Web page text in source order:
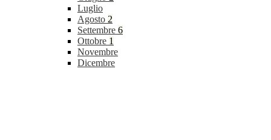
Luglio
Agosto 2
Settembre 6
Ottobre 1
Novembre
Dicembre